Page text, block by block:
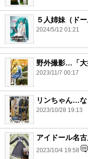
５人姉妹（ド
2024/5/12 01:21
野外撮影…「
2023/11/7 00:17
リンちゃん…
2023/10/28 19:13
アイドール名
2023/10/4 19:58